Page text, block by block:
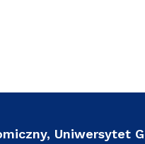
Uniwersytet